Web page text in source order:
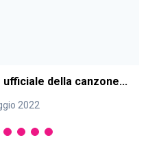
ufficiale della canzone...
2022